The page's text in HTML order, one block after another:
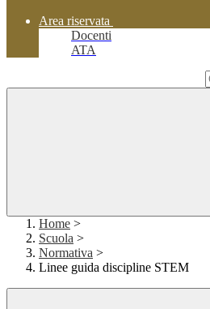
Area riservata
Docenti
ATA
Home >
Scuola >
Normativa >
Linee guida discipline STEM